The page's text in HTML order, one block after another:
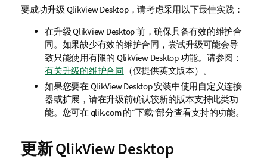
要成功升级 QlikView Desktop，请考虑采用以下最佳实践：
在升级QlikView Desktop前，确保具备有效的维护合
同。如果缺少有效的维护合同，尝试升级可能会导
致只能使用有限的 QlikView Desktop功能。请参阅：
有关升级的维护合同 （仅提供英文版本） 。
如果您要在 QlikView Desktop安装中使用自定义连接
器或扩展，请在升级前确认较新的版本支持此类功
能。您可在 qlik.com 的“下载”部分查看支持的功能。
更新 QlikView Desktop